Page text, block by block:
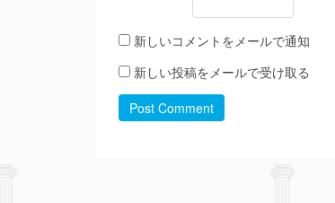
新しいコメントをメールで通知
新しい投稿をメールで受け取る
Post Comment